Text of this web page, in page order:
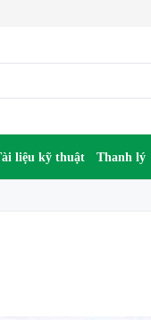
liệu kỹ thuật Thanh lý